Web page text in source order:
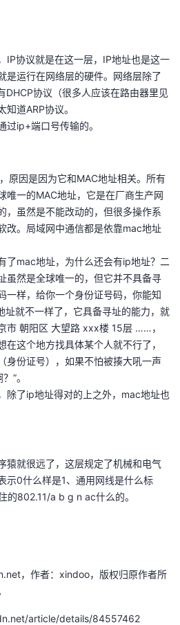
IP协议就是在这一层，IP地址也是这一
是运行在网络层的硬件。网络层除了
DHCP协议（很多人应该在路由器里见
道ARP协议。
ip+端口号传输的。
原因是因为它和MAC地址相关。所有
唯一的MAC地址，它是在厂商生产网
，虽然是不能改动的，但很多操作系
改。局域网中通信都是依靠mac地址
mac地址，为什么还会有ip地址？二
虽然是全球唯一的，但它并不具备寻
一样，给你一个身份证号码，你能知
址就不一样了，它具备寻址的能力，就
市 朝阳区 大望路 xxx楼 15层 ……，
这个地方找具体某个人就不行了，
身份证号），如果不怕被揍大吼一声
”。
了ip地址得对的上之外，mac地址也
猿就很远了，这层规定了机械和电气
示0什么样是1、通用网线是什么标
的802.11/a b g n ac什么的。
，作者：xindoo，版权归原作者所
article/details/84557462